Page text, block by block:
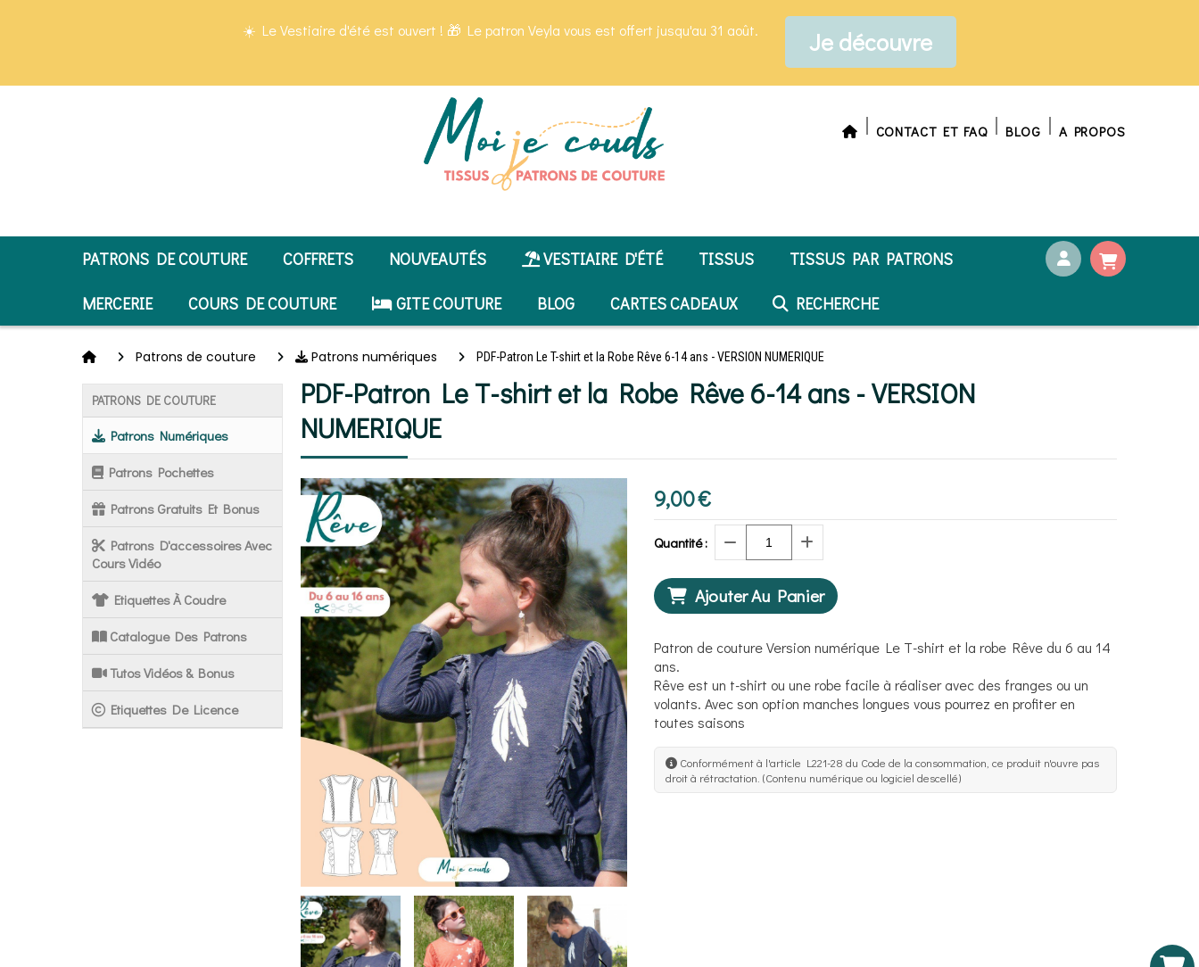
☀️ Le Vestiaire d'été est ouvert ! 🎁 Le patron Veyla vous est offert jusqu'au 31 août. Je découvre
CONTACT ET FAQ BLOG A PROPOS
PATRONS DE COUTURE COFFRETS NOUVEAUTÉS VESTIAIRE D'ÉTÉ TISSUS TISSUS PAR PATRONS
MERCERIE COURS DE COUTURE GITE COUTURE BLOG CARTES CADEAUX RECHERCHE
PATRONS DE COUTURE
Patrons Numériques
Patrons Pochettes
Patrons Gratuits Et Bonus
Patrons D'accessoires Avec
Cours Vidéo
Etiquettes À Coudre
Catalogue Des Patrons
Tutos Vidéos & Bonus
Etiquettes De Licence
Patrons de couture Patrons numériques PDF-Patron Le T-shirt et la Robe Rêve 6-14 ans - VERSION NUMERIQUE
PDF-Patron Le T-shirt et la Robe Rêve 6-14 ans - VERSION
NUMERIQUE
9,00€
Quantité :
Ajouter Au Panier
Patron de couture Version numérique Le T-shirt et la robe Rêve du 6 au 14
ans.
Rêve est un t-shirt ou une robe facile à réaliser avec des franges ou un
volants. Avec son option manches longues vous pourrez en profiter en
toutes saisons
Conformément à l'article L221-28 du Code de la consommation, ce produit n'ouvre pas
droit à rétractation. (Contenu numérique ou logiciel descellé)